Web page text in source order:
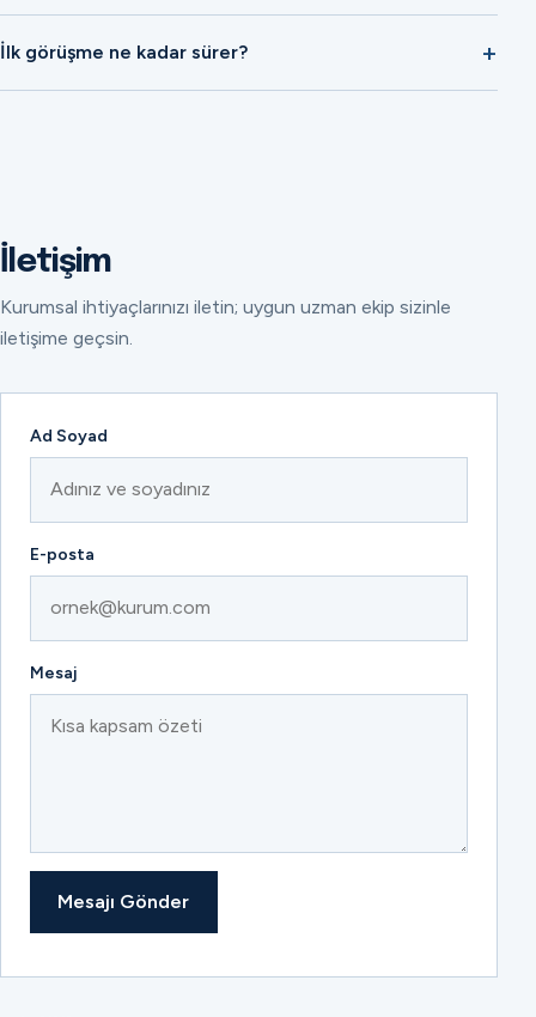
İlk görüşme ne kadar sürer?
İletişim
Kurumsal ihtiyaçlarınızı iletin; uygun uzman ekip sizinle
iletişime geçsin.
Ad Soyad
E-posta
Mesaj
Mesajı Gönder